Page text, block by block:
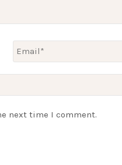
next time I comment.